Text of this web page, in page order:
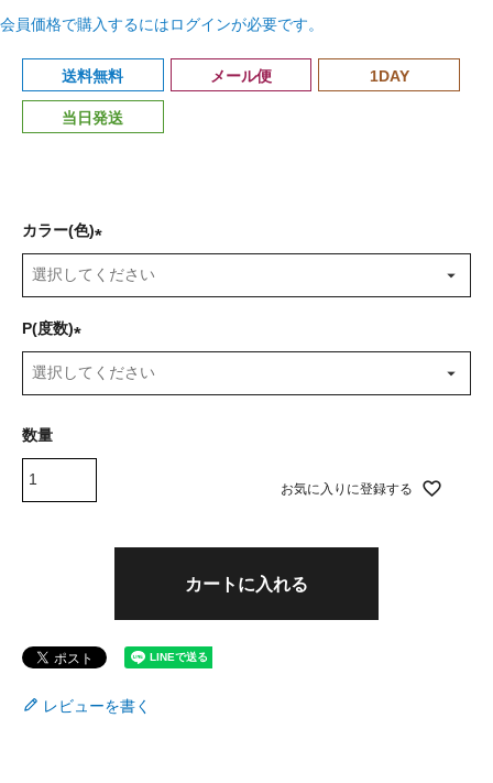
会員価格で購入するにはログインが必要です。
送料無料 メール便 1DAY
当日発送
カラー(色)
必
)
P(度数)
必
お気に入りに登録する
カートに入れる
レビューを書く